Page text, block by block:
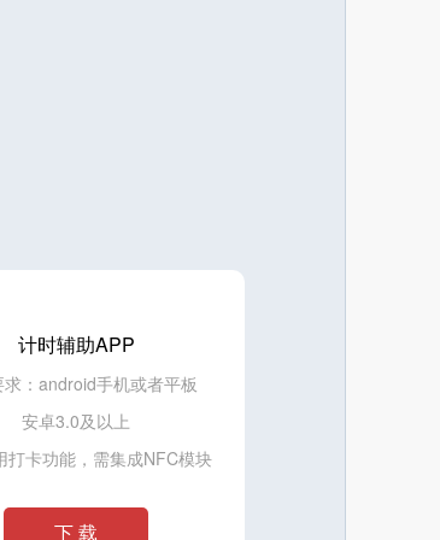
计时辅助APP
：android手机或者平板
安卓3.0及以上
打卡功能，需集成NFC模块
下 载